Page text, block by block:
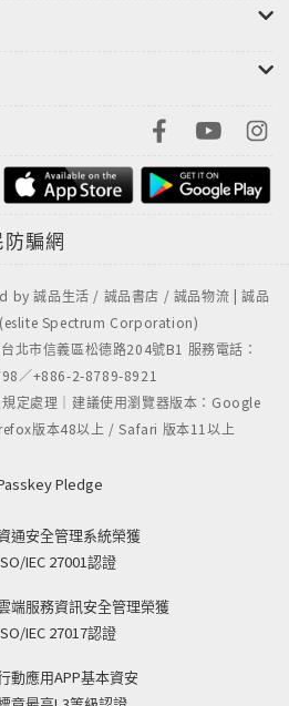
騙網
by 誠品生活 / 誠品書店 / 誠品物流 | 誠品
(eslite Spectrum Corporation)
北市信義區松德路204號B1 服務電話：
／+886-2-8789-8921
定處理｜建議使用瀏覽器版本：Google
版本48以上 / Safari 版本11以上
Pledge
通安全管理系統榮獲
IEC 27001認證
端服務資訊安全管理榮獲
IEC 27017認證
動應用APP基本資安